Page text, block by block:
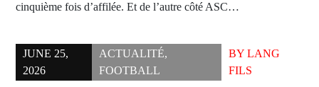
cinquième fois d’affilée. Et de l’autre côté ASC…
JUNE 25,
2026
ACTUALITÉ,
FOOTBALL
BYLANG
FILS